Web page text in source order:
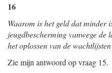
16
Waarom is het geld dat minder
jeugdbescherming vanwege de
het oplossen van de
Zie mijn antwoord op vraag 15.